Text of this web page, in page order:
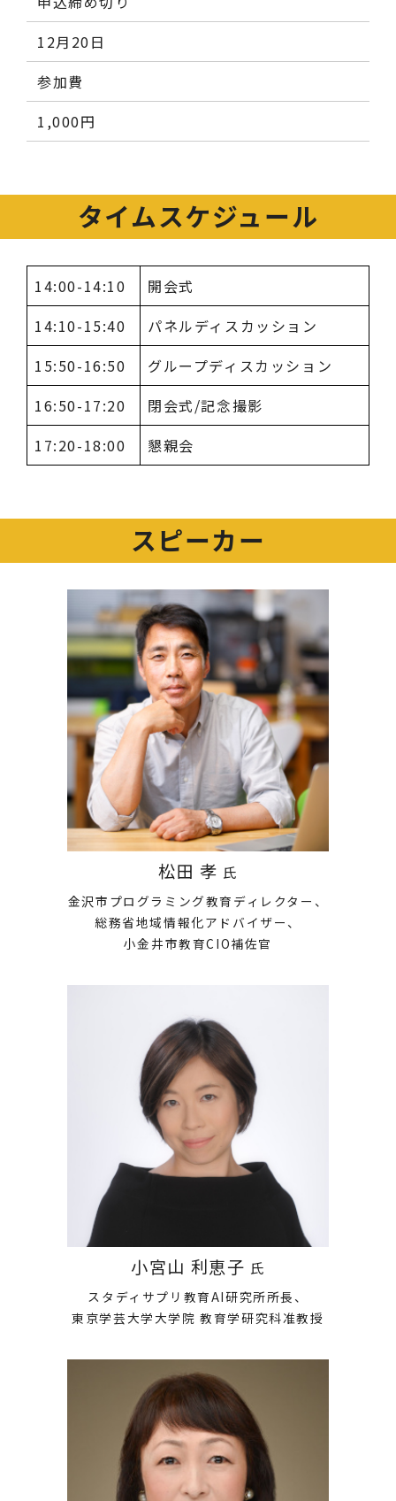
12月20日
参加費
1,000円
タイムスケジュール
14:00-14:10
開会式
14:10-15:40
パネルディスカッション
15:50-16:50
グループディスカッション
16:50-17:20
閉会式/記念撮影
17:20-18:00
懇親会
スピーカー
松田 孝 氏
金沢市プログラミング教育ディレクター、
総務省地域情報化アドバイザー、
小金井市教育CIO補佐官
小宮山 利恵子 氏
スタディサプリ教育AI研究所所長、
東京学芸大学大学院 教育学研究科准教授